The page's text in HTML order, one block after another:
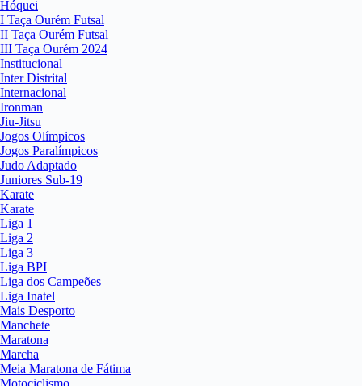
Hóquei
I Taça Ourém Futsal
II Taça Ourém Futsal
III Taça Ourém 2024
Institucional
Inter Distrital
Internacional
Ironman
Jiu-Jitsu
Jogos Olímpicos
Jogos Paralímpicos
Judo Adaptado
Juniores Sub-19
Karate
Karate
Liga 1
Liga 2
Liga 3
Liga BPI
Liga dos Campeões
Liga Inatel
Mais Desporto
Manchete
Maratona
Marcha
Meia Maratona de Fátima
Motociclismo